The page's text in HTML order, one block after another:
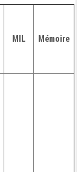
MIL Mémoire